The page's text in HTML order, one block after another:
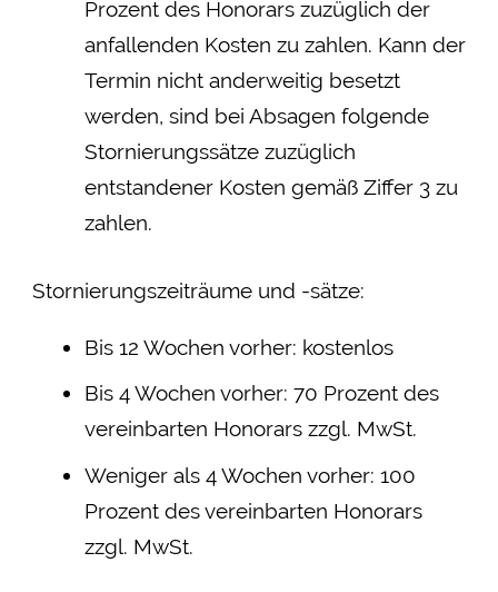
Prozent des Honorars zuzüglich der
anfallenden Kosten zu zahlen. Kann der
Termin nicht anderweitig besetzt
werden, sind bei Absagen folgende
Stornierungssätze zuzüglich
entstandener Kosten gemäß Ziffer 3 zu
zahlen.
Stornierungszeiträume und -sätze:
Bis 12 Wochen vorher: kostenlos
Bis 4 Wochen vorher: 70 Prozent des
vereinbarten Honorars zzgl. MwSt.
Weniger als 4 Wochen vorher: 100
Prozent des vereinbarten Honorars
zzgl. MwSt.